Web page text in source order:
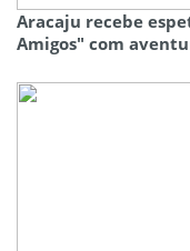
Aracaju recebe
Amigos" com